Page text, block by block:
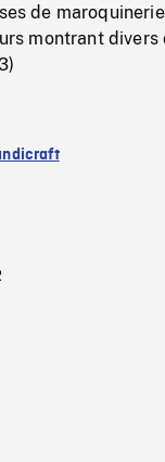
de
montrant divers